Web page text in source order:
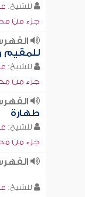
للشيخ:
جزء من
للمقيم
للشيخ:
جزء من
طهارة
للشيخ:
جزء من
للشيخ: